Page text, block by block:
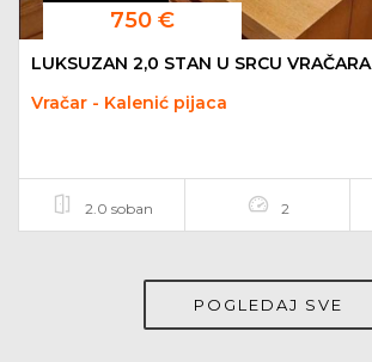
750 €
LUKSUZAN 2,0 STAN U SRCU VRAČARA
Vračar - Kalenić pijaca
2.0 soban 2
POGLEDAJ SVE